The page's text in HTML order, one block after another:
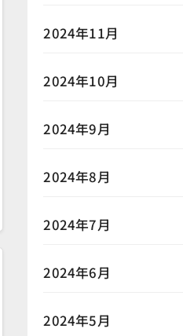
2024年11月
2024年10月
2024年9月
2024年8月
2024年7月
2024年6月
2024年5月